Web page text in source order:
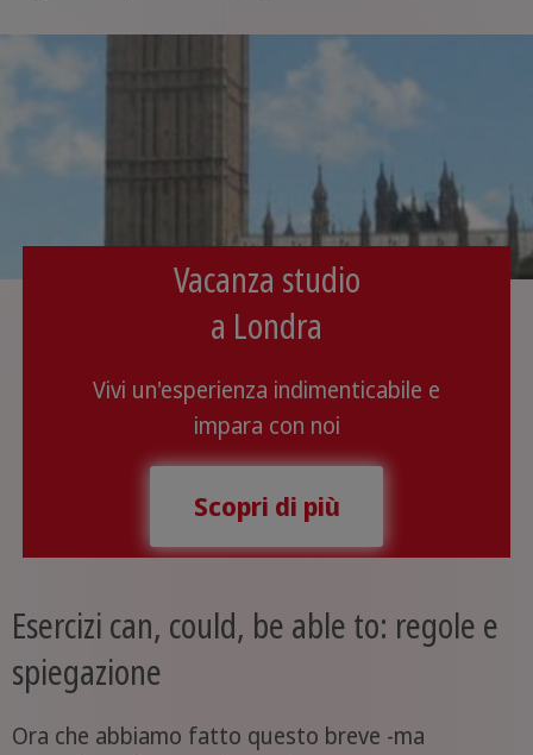
Vacanza studio
a Londra
Vivi un'esperienza indimenticabile e
impara con noi
Scopri di più
Esercizi can, could, be able to: regole e
spiegazione
Ora che abbiamo fatto questo breve -ma